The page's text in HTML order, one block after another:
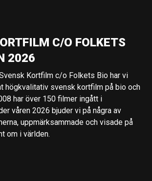
C/O FOLKETS
2026
Kortfilm c/o Folkets Bio har vi
högkvalitativ svensk kortfilm på bio och
har över 150 filmer ingått i
våren 2026 bjuder vi på några av
uppmärksammade och visade på
om i världen.